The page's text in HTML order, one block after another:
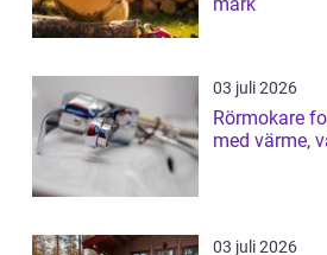
03 juli 2026
Rörmokare
med värme,
03 juli 2026